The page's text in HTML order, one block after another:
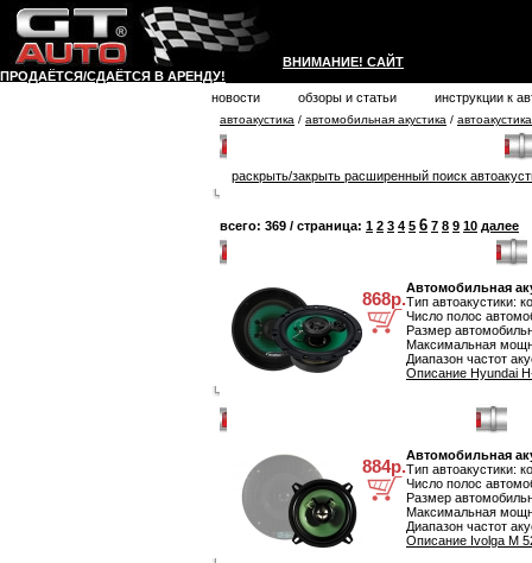
ВНИМАНИЕ! САЙТ
ПРОДАЁТСЯ/СДАЁТСЯ В АРЕНДУ!
новости обзоры и статьи
инструкции к
автоакустика / автомобильная акустика /
раскрыть/закрыть расширенный поиск
всего: 369 / страница: 1 2 3 4 5 6 7 8 9 10 далее
868р.
Автомобильная
Тип автоакустики:
Число полос
Размер
Максимальная
Диапазон частот
Описание Hyundai
884р.
Автомобильная
Тип автоакустики:
Число полос
Размер
Максимальная
Диапазон частот
Описание Ivolga M